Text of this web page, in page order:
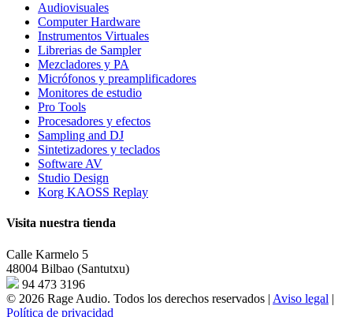
Audiovisuales
Computer Hardware
Instrumentos Virtuales
Librerias de Sampler
Mezcladores y PA
Micrófonos y preamplificadores
Monitores de estudio
Pro Tools
Procesadores y efectos
Sampling and DJ
Sintetizadores y teclados
Software AV
Studio Design
Korg KAOSS Replay
Visita nuestra tienda
Calle Karmelo 5
48004 Bilbao (Santutxu)
94 473 3196
© 2026 Rage Audio. Todos los derechos reservados | Aviso legal |
Política de privacidad